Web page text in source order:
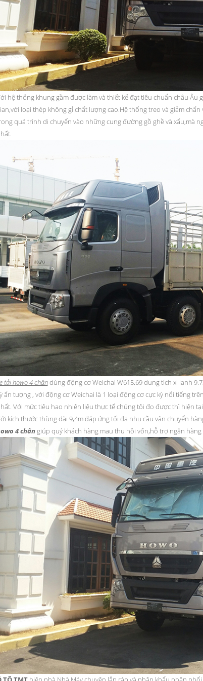
hệ thống khung gầm được làm và thiết kế đạt tiêu chuẩn châu Âu
loại thép không gỉ chất lượng cao.Hệ thống treo và giảm
quá trình di chuyển vào những cung đường gồ ghề và xấu,mà
tải howo 4 chândùng động cơ Weichai W615.69 dung tích xi lanh
ấn tượng , với động cơ Weichai là 1 loại động cơ cực kỳ nổi tiếng
Với mức tiêu hao nhiên liệu thực tế chúng tôi đo được thì hiện
kích thước thùng dài 9,4m đáp ứng tối đa nhu cầu vận chuyển
4 chân giúp quý khách hàng mau thu hồi vốn,hỗ trợ ngân hàng